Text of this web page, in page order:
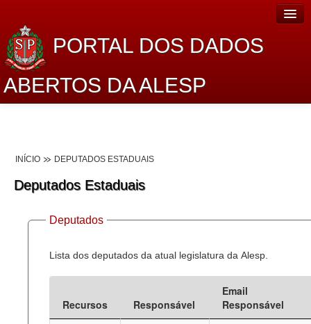
PORTAL DOS DADOS
ABERTOS DA ALESP
Lei de Acesso à Informação
Dados Governamentais Abertos
Planejamento
Catálogo de dados
Processo Legislativo
INÍCIO DEPUTADOS ESTADUAIS
Deputados Estaduais
Deputados
Lista dos deputados da atual legislatura da Alesp.
Recursos Responsável
Email
Responsável